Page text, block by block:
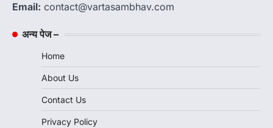
Email: contact@vartasambhav.com
अन्य पेज –
Home
About Us
Contact Us
Privacy Policy